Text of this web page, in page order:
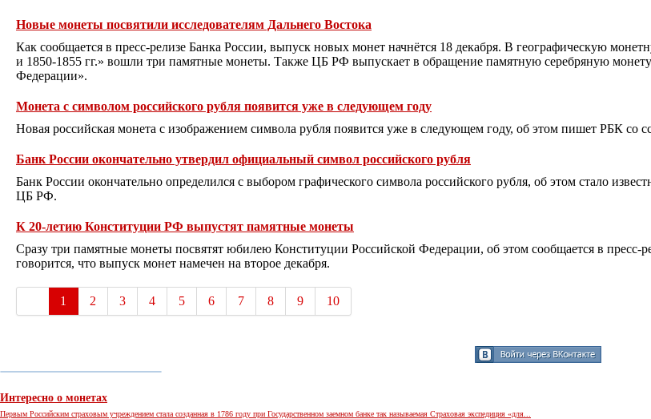
Новые монеты посвятили исследователям Дальнего Востока
Как сообщается в пресс-релизе Банка России, выпуск новых монет начнётся 18 декабря. В географическую
и 1850-1855 гг.» вошли три памятные монеты. Также ЦБ РФ выпускает в обращение памятную серебряную
Федерации».
Монета с символом российского рубля появится уже в следующем году
Новая российская монета с изображением символа рубля появится уже в следующем году, об этом пишет РБК со
Банк России окончательно утвердил официальный символ российского рубля
Банк России окончательно определился с выбором графического символа российского рубля, об этом стало
ЦБ РФ.
К 20-летию Конституции РФ выпустят памятные монеты
Сразу три памятные монеты посвятят юбилею Конституции Российской Федерации, об этом сообщается в
говорится, что выпуск монет намечен на второе декабря.
1 2 3 4 5 6 7 8 9 10
Интересно о монетах
Первым Российским страховым учреждением стала созданная в 1786 году при Государственном заемном банке так называемая Страховая экспедиция «для...